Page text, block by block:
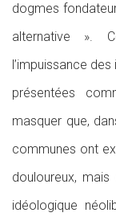
dogmes
alternative ».
l’impuissance
présentées
masquer que,
communes ont
douloureux,
idéologique